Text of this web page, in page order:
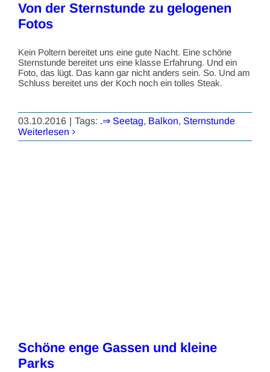
Von der Sternstunde zu gelogenen
Fotos
Kein Poltern bereitet uns eine gute Nacht. Eine schöne
Sternstunde bereitet uns eine klasse Erfahrung. Und ein
Foto, das lügt. Das kann gar nicht anders sein. So. Und am
Schluss bereitet uns der Koch noch ein tolles Steak.
03.10.2016 | Tags: .⇒ Seetag, Balkon, Sternstunde
Weiterlesen
Schöne enge Gassen und kleine
Parks